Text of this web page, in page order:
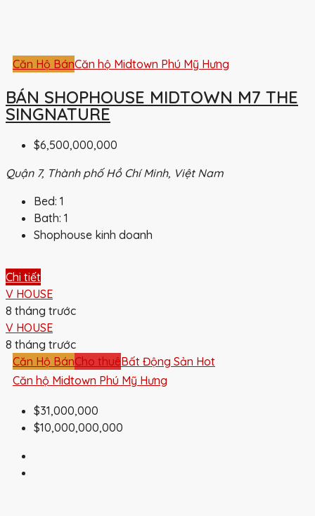
Căn Hộ BánCăn hộ Midtown Phú Mỹ Hưng
BÁN SHOPHOUSE MIDTOWN M7 THE
SINGNATURE
$6,500,000,000
Quận 7, Thành phố Hồ Chí Minh, Việt Nam
Bed: 1
Bath: 1
Shophouse kinh doanh
Chi tiết
V HOUSE
8 tháng trước
V HOUSE
8 tháng trước
Căn Hộ BánCho thuêBất Động Sản Hot
Căn hộ Midtown Phú Mỹ Hưng
$31,000,000
$10,000,000,000